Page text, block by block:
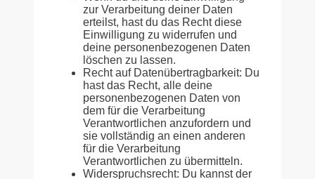
zur Verarbeitung deiner Daten
erteilst, hast du das Recht diese
Einwilligung zu widerrufen und
deine personenbezogenen Daten
löschen zu lassen.
Recht auf Datenübertragbarkeit: Du
hast das Recht, alle deine
personenbezogenen Daten von
dem für die Verarbeitung
Verantwortlichen anzufordern und
sie vollständig an einen anderen
für die Verarbeitung
Verantwortlichen zu übermitteln.
Widerspruchsrecht: Du kannst der